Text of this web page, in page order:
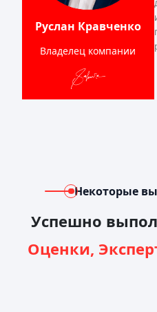
Руслан Кравченко
Владелец компании
Некоторые
Успешно
Оценки,